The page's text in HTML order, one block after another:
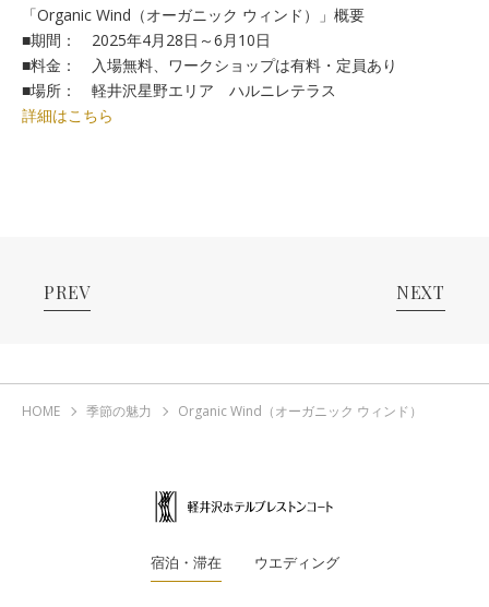
「Organic Wind（オーガニック ウィンド）」概要
■期間： 2025年4月28日～6月10日
■料金： 入場無料、ワークショップは有料・定員あり
■場所： 軽井沢星野エリア ハルニレテラス
詳細はこちら
PREV NEXT
HOME 季節の魅力 Organic Wind（オーガニック ウィンド）
宿泊・滞在 ウエディング